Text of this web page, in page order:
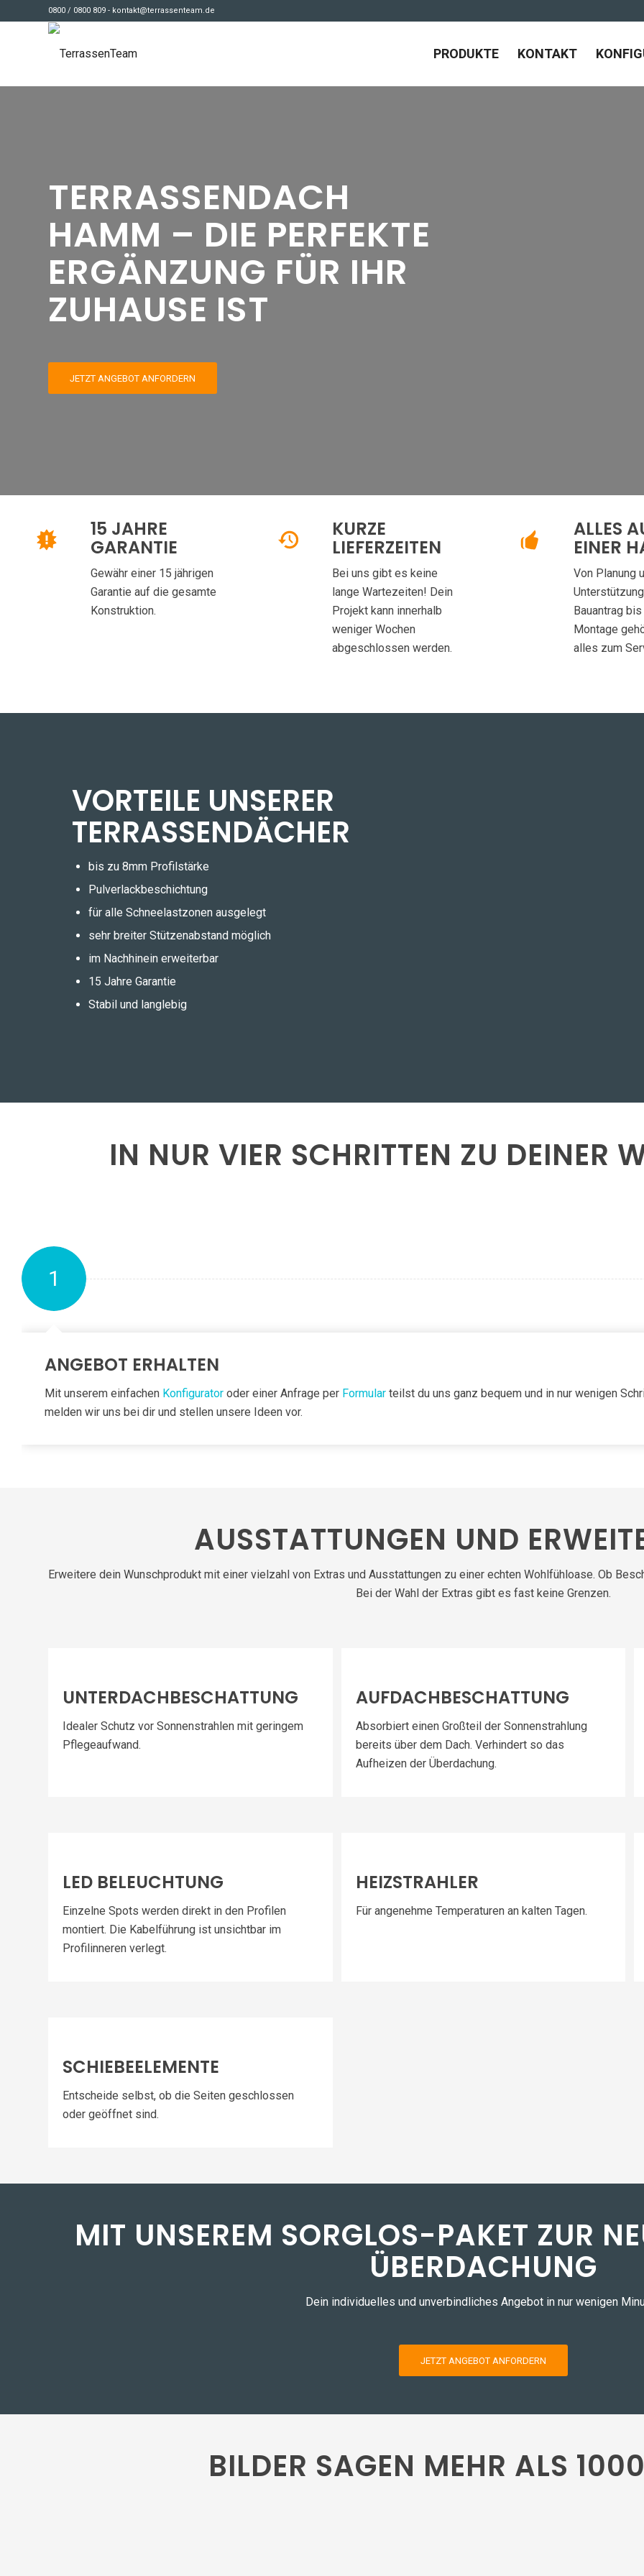
0800 / 0800 809 - kontakt@terrassenteam.de
PRODUKTE KONTAKT
TERRASSENDACH
HAMM – DIE PERFEKTE
ERGÄNZUNG FÜR IHR
ZUHAUSE IST
JETZT ANGEBOT ANFORDERN
15 JAHRE
GARANTIE
Gewähr einer 15 jährigen
Garantie auf die gesamte
Konstruktion.
KURZE
LIEFERZEITEN
Bei uns gibt es keine
lange Wartezeiten! Dein
Projekt kann innerhalb
weniger Wochen
abgeschlossen werden.
ALLES
EINER
Von Planung
Bauantrag
Montage
alles zum
VORTEILE UNSERER
TERRASSENDÄCHER
bis zu 8mm Profilstärke
Pulverlackbeschichtung
für alle Schneelastzonen ausgelegt
sehr breiter Stützenabstand möglich
im Nachhinein erweiterbar
15 Jahre Garantie
Stabil und langlebig
IN NUR VIER SCHRITTEN ZU DEINER
1
ANGEBOT ERHALTEN
Mit unserem einfachen Konfigurator oder einer Anfrage per Formular teilst du uns ganz bequem und in nur wenigen
melden wir uns bei dir und stellen unsere Ideen vor.
AUSSTATTUNGEN UND
Erweitere dein Wunschprodukt mit einer vielzahl von Extras und Ausstattungen zu einer echten Wohlfühloase. Ob
Bei der Wahl der Extras gibt es fast keine Grenzen.
UNTERDACHBESCHATTUNG
Idealer Schutz vor Sonnenstrahlen mit geringem
Pflegeaufwand.
AUFDACHBESCHATTUNG
Absorbiert einen Großteil der Sonnenstrahlung
bereits über dem Dach. Verhindert so das
Aufheizen der Überdachung.
LED BELEUCHTUNG
Einzelne Spots werden direkt in den Profilen
montiert. Die Kabelführung ist unsichtbar im
Profilinneren verlegt.
HEIZSTRAHLER
Für angenehme Temperaturen an kalten Tagen.
SCHIEBEELEMENTE
Entscheide selbst, ob die Seiten geschlossen
oder geöffnet sind.
MIT UNSEREM SORGLOS-PAKET ZUR
ÜBERDACHUNG
Dein individuelles und unverbindliches Angebot in nur wenigen
JETZT ANGEBOT ANFORDERN
BILDER SAGEN MEHR ALS